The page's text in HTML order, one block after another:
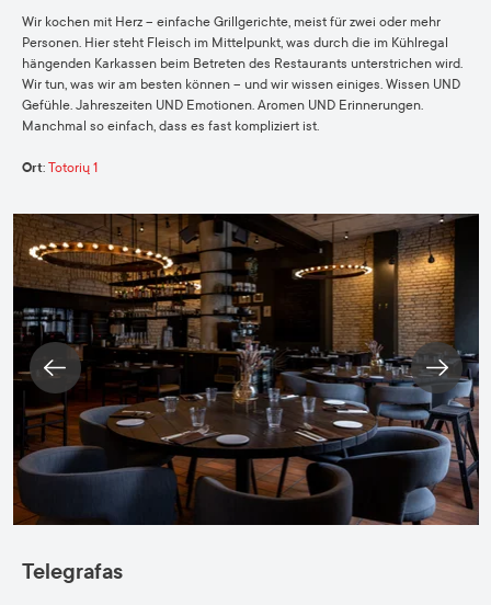
Wir kochen mit Herz – einfache Grillgerichte, meist für zwei oder mehr
Personen. Hier steht Fleisch im Mittelpunkt, was durch die im Kühlregal
hängenden Karkassen beim Betreten des Restaurants unterstrichen wird.
Wir tun, was wir am besten können – und wir wissen einiges. Wissen UND
Gefühle. Jahreszeiten UND Emotionen. Aromen UND Erinnerungen.
Manchmal so einfach, dass es fast kompliziert ist.
Ort: Totorių 1
Telegrafas